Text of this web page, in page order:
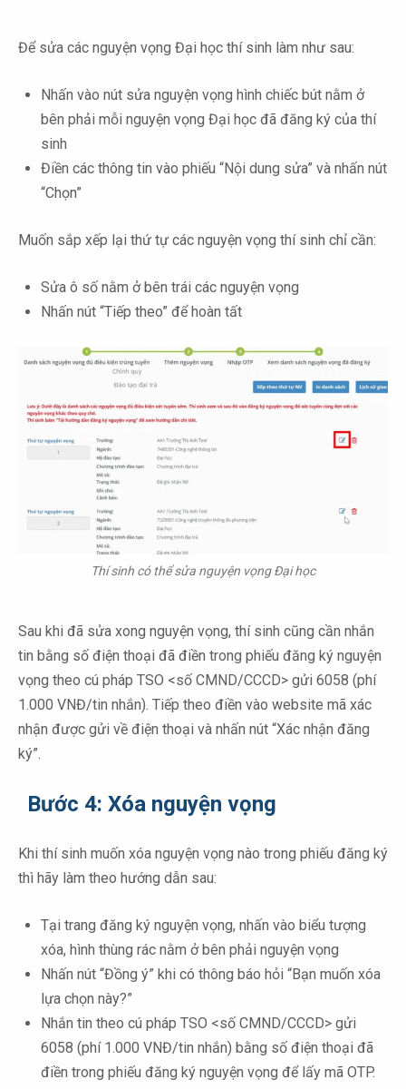
Để sửa các nguyện vọng Đại học thí sinh làm như sau:
Nhấn vào nút sửa nguyện vọng hình chiếc bút nằm ở
bên phải mỗi nguyện vọng Đại học đã đăng ký của thí
sinh
Điền các thông tin vào phiếu “Nội dung sửa” và nhấn nút
“Chọn”
Muốn sắp xếp lại thứ tự các nguyện vọng thí sinh chỉ cần:
Sửa ô số nằm ở bên trái các nguyện vọng
Nhấn nút “Tiếp theo” để hoàn tất
Thí sinh có thể sửa nguyện vọng Đại học
Sau khi đã sửa xong nguyện vọng, thí sinh cũng cần nhắn
tin bằng số điện thoại đã điền trong phiếu đăng ký nguyện
vọng theo cú pháp TSO <số CMND/CCCD> gửi 6058 (phí
1.000 VNĐ/tin nhắn). Tiếp theo điền vào website mã xác
nhận được gửi về điện thoại và nhấn nút “Xác nhận đăng
ký”.
Bước 4: Xóa nguyện vọng
Khi thí sinh muốn xóa nguyện vọng nào trong phiếu đăng ký
thì hãy làm theo hướng dẫn sau:
Tại trang đăng ký nguyện vọng, nhấn vào biểu tượng
xóa, hình thùng rác nằm ở bên phải nguyện vọng
Nhấn nút “Đồng ý” khi có thông báo hỏi “Bạn muốn xóa
lựa chọn này?”
Nhắn tin theo cú pháp TSO <số CMND/CCCD> gửi
6058 (phí 1.000 VNĐ/tin nhắn) bằng số điện thoại đã
điền trong phiếu đăng ký nguyện vọng để lấy mã OTP.